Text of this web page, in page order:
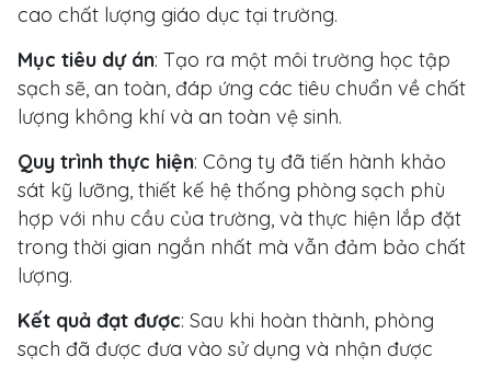
cao chất lượng giáo dục tại trường.
Mục tiêu dự án: Tạo ra một môi trường học tập
sạch sẽ, an toàn, đáp ứng các tiêu chuẩn về chất
lượng không khí và an toàn vệ sinh.
Quy trình thực hiện: Công ty đã tiến hành khảo
sát kỹ lưỡng, thiết kế hệ thống phòng sạch phù
hợp với nhu cầu của trường, và thực hiện lắp đặt
trong thời gian ngắn nhất mà vẫn đảm bảo chất
lượng.
Kết quả đạt được: Sau khi hoàn thành, phòng
sạch đã được đưa vào sử dụng và nhận được